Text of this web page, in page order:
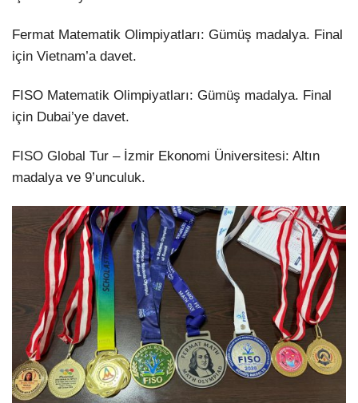
Fermat Matematik Olimpiyatları: Gümüş madalya. Final
için Vietnam’a davet.
FISO Matematik Olimpiyatları: Gümüş madalya. Final
için Dubai’ye davet.
FISO Global Tur – İzmir Ekonomi Üniversitesi: Altın
madalya ve 9’unculuk.